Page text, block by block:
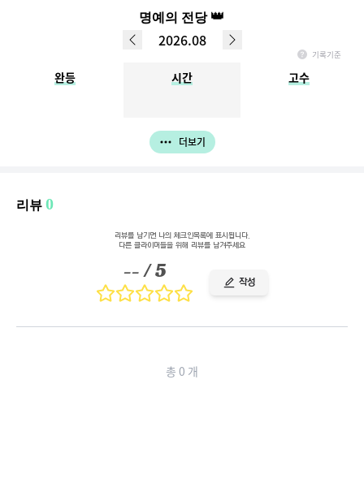
명예의 전당 👑
2026.08
기록기준
매월 1일 ~ 마지막일 기록, 다음 달 1일 정오까지 입력한 데이터만 반영됩니다.
(ex. 3월 명예의 전당 - 4월 1일 정오 이전까지 입력완료한 결과가 반영)
완등 시간 고수
더보기
리뷰 0
리뷰를 남기면 나의 체크인목록에 표시됩니다.
다른 클라이머들을 위해 리뷰를 남겨주세요
--/ 5 작성
총 0 개